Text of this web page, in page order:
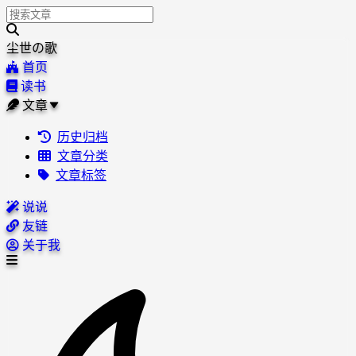
尘世の歌
首页
读书
文章
历史归档
文章分类
文章标签
说说
友链
关于我